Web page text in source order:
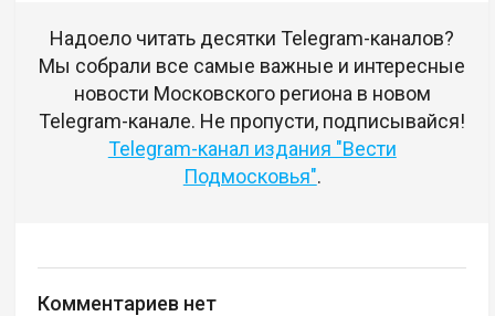
Надоело читать десятки Telegram-каналов?
Мы собрали все самые важные и интересные
новости Московского региона в новом
Telegram-канале. Не пропусти, подписывайся!
Telegram-канал издания "Вести
Подмосковья".
Комментариев нет